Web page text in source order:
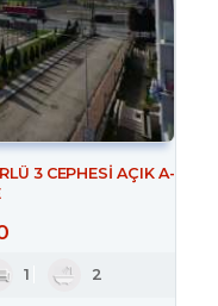
3 CEPHESİ AÇIK A-
1 2